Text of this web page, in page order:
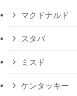
マクドナルド
スタバ
ミスド
ケンタッキー